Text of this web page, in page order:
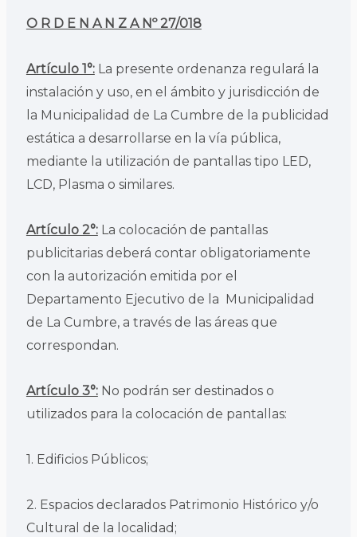
O R D E N A N Z A Nº 27/018
Artículo 1°:La presente ordenanza regulará la
instalación y uso, en el ámbito y jurisdicción de
la Municipalidad de La Cumbre de la publicidad
estática a desarrollarse en la vía pública,
mediante la utilización de pantallas tipo LED,
LCD, Plasma o similares.
Artículo 2°:La colocación de pantallas
publicitarias deberá contar obligatoriamente
con la autorización emitida por el
Departamento Ejecutivo de la Municipalidad
de La Cumbre, a través de las áreas que
correspondan.
Artículo 3°:No podrán ser destinados o
utilizados para la colocación de pantallas:
1. Edificios Públicos;
2. Espacios declarados Patrimonio Histórico y/o
Cultural de la localidad;